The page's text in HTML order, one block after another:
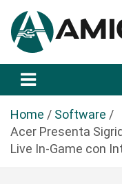
a
Home
Software
Acer Presenta
Live In-Game con